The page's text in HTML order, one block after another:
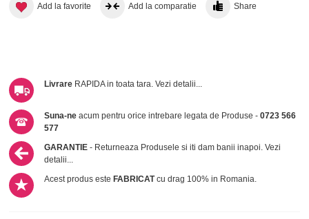
Add la favorite Add la comparatie Share
Livrare RAPIDA in toata tara.Vezi detalii...
Suna-ne acum pentru orice intrebare legata de Produse -0723 566
577
GARANTIE - Returneaza Produsele si iti dam banii inapoi.Vezi
detalii...
Acest produs este FABRICATcu drag 100% in Romania.